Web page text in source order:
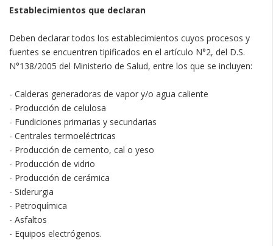
Establecimientos que declaran
Deben declarar todos los establecimientos cuyos procesos y
fuentes se encuentren tipificados en el artículo N°2, del D.S.
N°138/2005 del Ministerio de Salud, entre los que se incluyen:
- Calderas generadoras de vapor y/o agua caliente
- Producción de celulosa
- Fundiciones primarias y secundarias
- Centrales termoeléctricas
- Producción de cemento, cal o yeso
- Producción de vidrio
- Producción de cerámica
- Siderurgia
- Petroquímica
- Asfaltos
- Equipos electrógenos.